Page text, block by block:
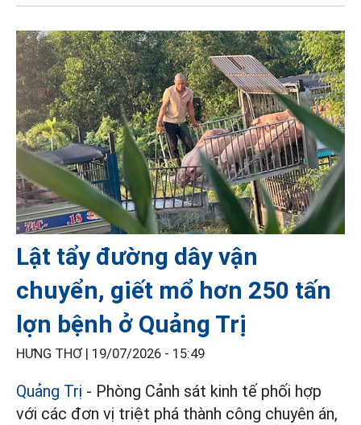
Lật tẩy đường dây vận
chuyển, giết mổ hơn 250 tấn
lợn bệnh ở Quảng Trị
HƯNG THƠ | 19/07/2026 - 15:49
Quảng Trị - Phòng Cảnh sát kinh tế phối hợp
với các đơn vị triệt phá thành công chuyên án,